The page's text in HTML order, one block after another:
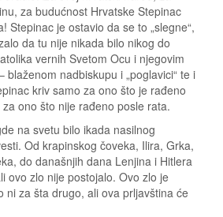
za budućnost Hrvatske Stepinac
Stepinac je ostavio da se to „slegne“,
da tu nije nikada bilo nikog do
vernih Svetom Ocu i njegovim
blaženom nadbiskupu i „poglavici“ te i
kriv samo za ono što je rađeno
ono što nije rađeno posle rata.
na svetu bilo ikada nasilnog
Od krapinskog čoveka, Ilira, Grka,
do današnjih dana Lenjina i Hitlera
ovo zlo nije postojalo. Ovo zlo je
ni za šta drugo, ali ova prljavština će